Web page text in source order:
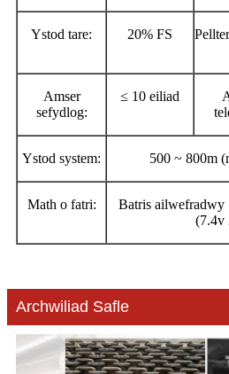
Ystod tare: 20% FS
Amser
sefydlog:
≤ 10 eiliad
Ystod system: 500 ~ 800m
Math o fatri:
Batris ailwefradwy
(7.4v
Archwiliad Safle